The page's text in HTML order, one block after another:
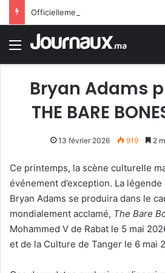
Menu
Bryan Adams
THE BARE
13 février 2026 919 2
Ce printemps, la scène culturelle
événement d’exception. La
Bryan Adams se produira dans le
mondialement acclamé, The Bare
Mohammed V de Rabat le 5 mai
et de la Culture de Tanger le 6 mai